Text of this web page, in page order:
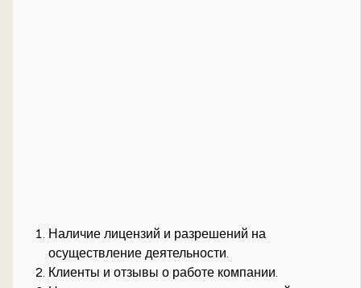
Наличие лицензий и разрешений на
осуществление деятельности.
Клиенты и отзывы о работе компании.